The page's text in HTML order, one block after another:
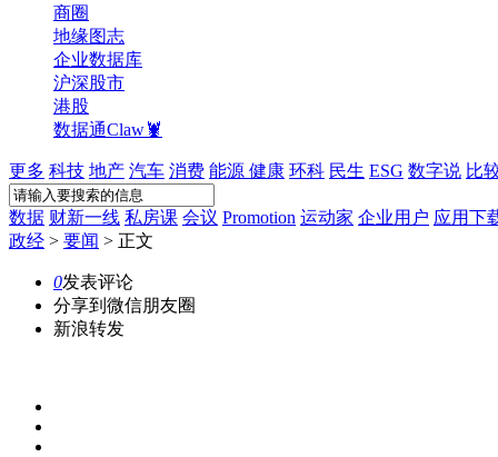
商圈
地缘图志
企业数据库
沪深股市
港股
数据通Claw🦞
更多 科技 地产 汽车 消费 能源 健康 环科 民生 ESG 数字说 比
数据 财新一线 私房课 会议 Promotion 运动家 企业用户 应用下
政经 > 要闻 > 正文
0发表评论
分享到微信朋友圈
新浪转发